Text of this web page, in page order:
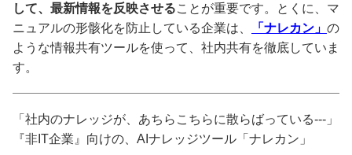
して、最新情報を反映させることが重要です。とくに、マ
ニュアルの形骸化を防止している企業は、
「ナレカン」 の
ような情報共有ツールを使って、社内共有を徹底していま
す。
「社内のナレッジが、あちらこちらに散らばっている---」
『非IT企業』向けの、AIナレッジツール「ナレカン」